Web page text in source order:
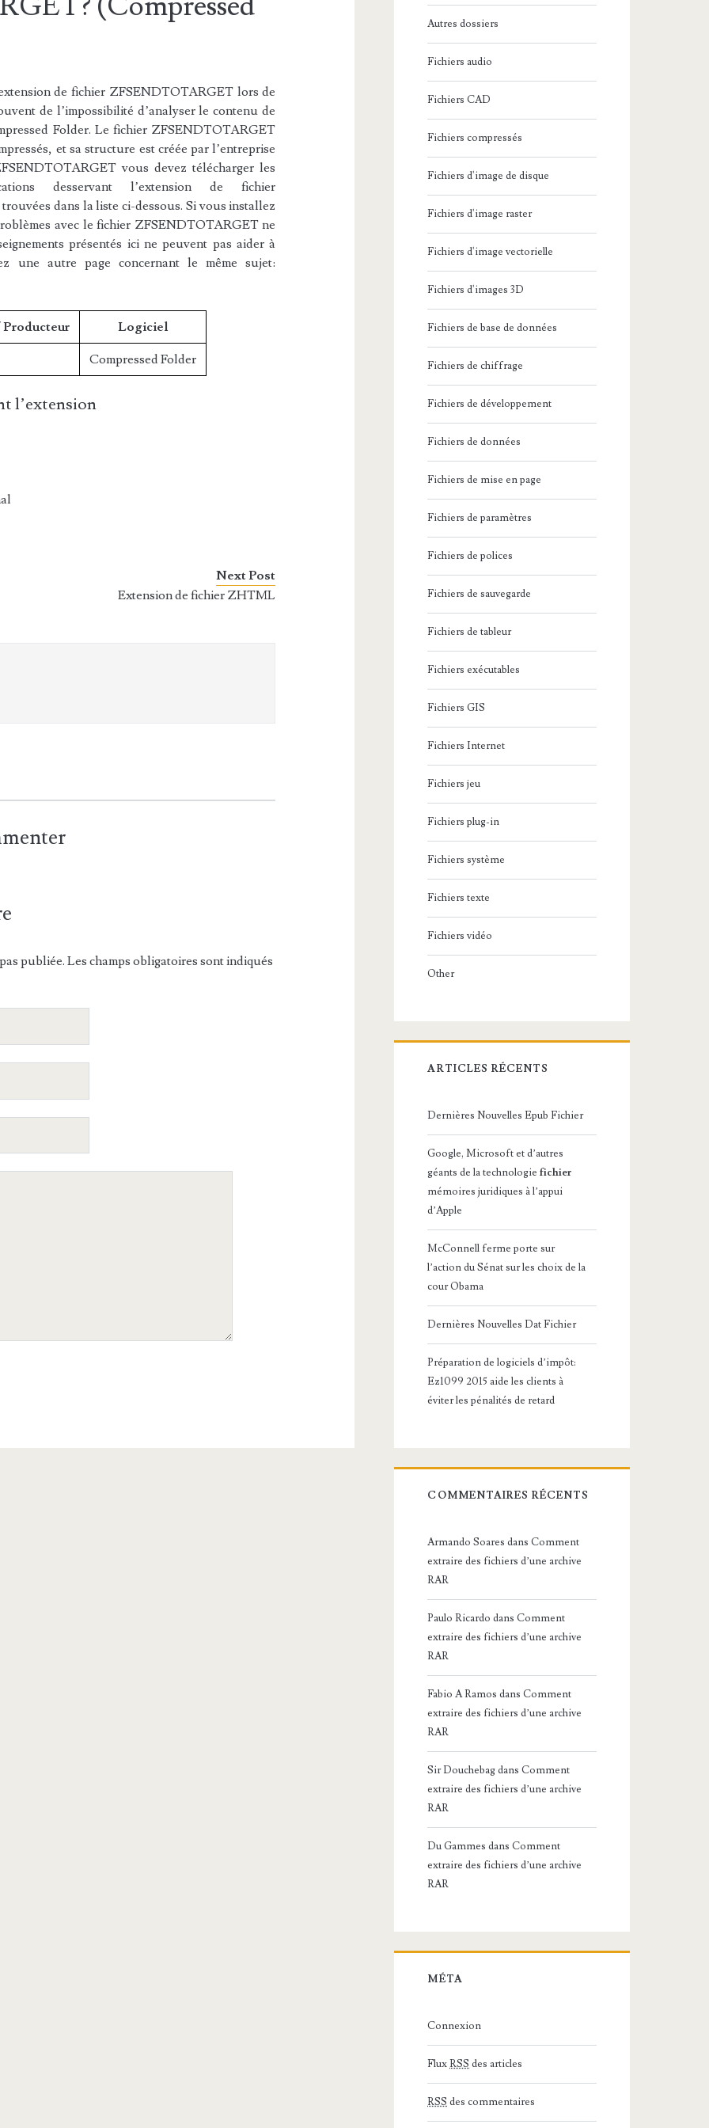
de fichier ZFSENDTOTARGET lors de
de l’impossibilité d’analyser le contenu de
Folder. Le fichier ZFSENDTOTARGET
et sa structure est créée par l’entreprise
vous devez télécharger les
desservant l’extension de fichier
dans la liste ci-dessous. Si vous installez
avec le fichier ZFSENDTOTARGET ne
présentés ici ne peuvent pas aider à
une autre page concernant le même sujet:
Producteur Logiciel
Compressed Folder
l’extension
Next Post
Extension de fichier ZHTML
publiée. Les champs obligatoires sont indiqués
Autres dossiers
Fichiers audio
Fichiers CAD
Fichiers compressés
Fichiers d'image de disque
Fichiers d'image raster
Fichiers d'image vectorielle
Fichiers d'images 3D
Fichiers de base de données
Fichiers de chiffrage
Fichiers de développement
Fichiers de données
Fichiers de mise en page
Fichiers de paramètres
Fichiers de polices
Fichiers de sauvegarde
Fichiers de tableur
Fichiers exécutables
Fichiers GIS
Fichiers Internet
Fichiers jeu
Fichiers plug-in
Fichiers système
Fichiers texte
Fichiers vidéo
Other
ARTICLES RÉCENTS
Dernières Nouvelles Epub Fichier
Google, Microsoft et d’autres
géants de la technologiefichier
mémoires juridiques à l’appui
d’Apple
McConnell ferme porte sur
l’action du Sénat sur les choix de la
cour Obama
Dernières Nouvelles Dat Fichier
Préparation de logiciels d’impôt:
Ez1099 2015 aide les clients à
éviter les pénalités de retard
COMMENTAIRES RÉCENTS
Armando Soares dansComment
extraire des fichiers d’une archive
RAR
Paulo Ricardo dansComment
extraire des fichiers d’une archive
RAR
Fabio A Ramos dansComment
extraire des fichiers d’une archive
RAR
Sir DouchebagdansComment
extraire des fichiers d’une archive
RAR
Du Gammes dansComment
extraire des fichiers d’une archive
RAR
MÉTA
Connexion
FluxRSS des articles
RSS des commentaires